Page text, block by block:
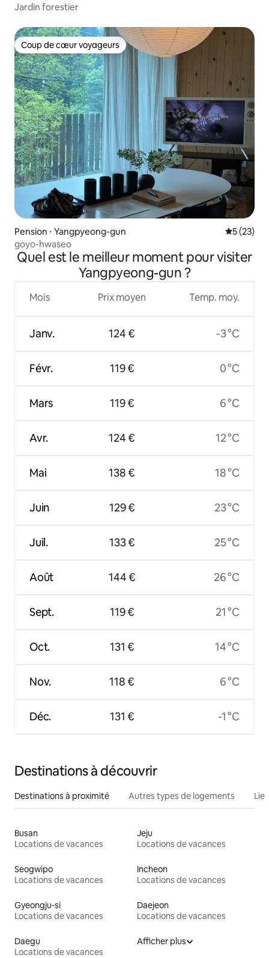
Jardin forestier
Coup de cœur voyageurs
Coup de cœur voyageurs
Pension ⋅ Yangpyeong-gun
5 (23)
goyo-hwaseo
Quel est le meilleur moment pour visiter
Yangpyeong-gun ?
Mois
Janv.
Févr.
Mars
Avr.
Mai
Juin
Juil.
Août
Sept.
Oct.
Nov.
Déc.
Prix moyen
124 €
119 €
119 €
124 €
138 €
129 €
133 €
144 €
119 €
131 €
118 €
131 €
Temp. moy.
-3 °C
0 °C
6 °C
12 °C
18 °C
23 °C
25 °C
26 °C
21 °C
14 °C
6 °C
-1 °C
Destinations à découvrir
Destinations à proximité Autres types de logements
Busan
Locations de vacances
Jeju
Locations de vacances
Seogwipo
Locations de vacances
Incheon
Locations de vacances
Gyeongju-si
Locations de vacances
Daejeon
Locations de vacances
Daegu
Locations de vacances
Afficher plus